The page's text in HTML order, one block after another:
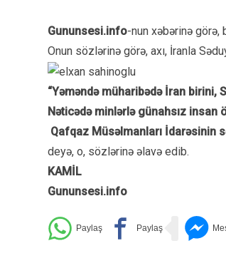
Gununsesi.info-nun xəbərinə görə,
Onun sözlərinə görə, axı, İranla
“Yəməndə müharibədə İran birini,
Nəticədə minlərlə günahsız insan
Qafqaz Müsəlmanları İdarəsinin
deyə, o, sözlərinə əlavə edib.
KAMİL
Gununsesi.info